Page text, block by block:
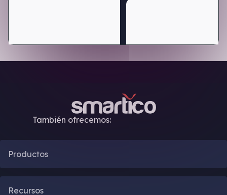
También ofrecemos:
Productos
Recursos